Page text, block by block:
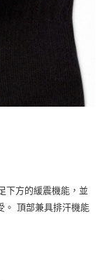
下方的緩震機能，並
。 頂部兼具排汗機能